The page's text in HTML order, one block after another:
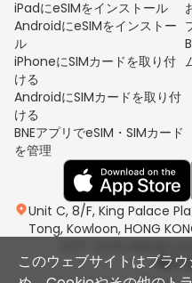
iPadにeSIMをインストール
AndroidにeSIMをインストー
ル
iPhoneにSIMカードを取り付
ける
AndroidにSIMカードを取り付
ける
BNEアプリでeSIM・SIMカード
を管理
Unit C, 8/F, King Palace
Tong, Kowloon, HONG
このウェブサイトはブラ